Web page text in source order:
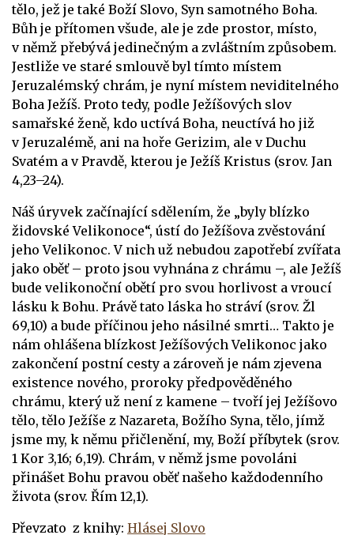
tělo, jež je také Boží Slovo, Syn samotného Boha.
Bůh je přítomen všude, ale je zde prostor, místo,
v němž přebývá jedinečným a zvláštním způsobem.
Jestliže ve staré smlouvě byl tímto místem
Jeruzalémský chrám, je nyní místem neviditelného
Boha Ježíš. Proto tedy, podle Ježíšových slov
samařské ženě, kdo uctívá Boha, neuctívá ho již
v Jeruzalémě, ani na hoře Gerizim, ale v Duchu
Svatém a v Pravdě, kterou je Ježíš Kristus (srov. Jan
4,23–24).
Náš úryvek začínající sdělením, že „byly blízko
židovské Velikonoce“, ústí do Ježíšova zvěstování
jeho Velikonoc. V nich už nebudou zapotřebí zvířata
jako oběť – proto jsou vyhnána z chrámu –, ale Ježíš
bude velikonoční obětí pro svou horlivost a vroucí
lásku k Bohu. Právě tato láska ho stráví (srov. Žl
69,10) a bude příčinou jeho násilné smrti… Takto je
nám ohlášena blízkost Ježíšových Velikonoc jako
zakončení postní cesty a zároveň je nám zjevena
existence nového, proroky předpověděného
chrámu, který už není z kamene – tvoří jej Ježíšovo
tělo, tělo Ježíše z Nazareta, Božího Syna, tělo, jímž
jsme my, k němu přičlenění, my, Boží příbytek (srov.
1 Kor 3,16; 6,19). Chrám, v němž jsme povoláni
přinášet Bohu pravou oběť našeho každodenního
života (srov. Řím 12,1).
Převzato z knihy: Hlásej Slovo